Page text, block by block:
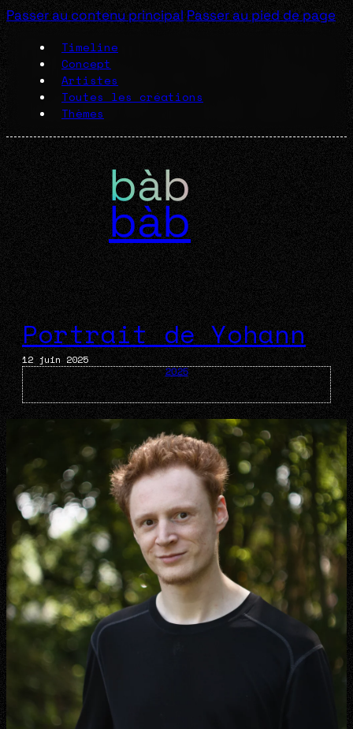
Passer au contenu principal Passer au pied de page
Timeline
Concept
Artistes
Toutes les créations
Thèmes
bàb
Portrait de Yohann
12 juin 2025
2025